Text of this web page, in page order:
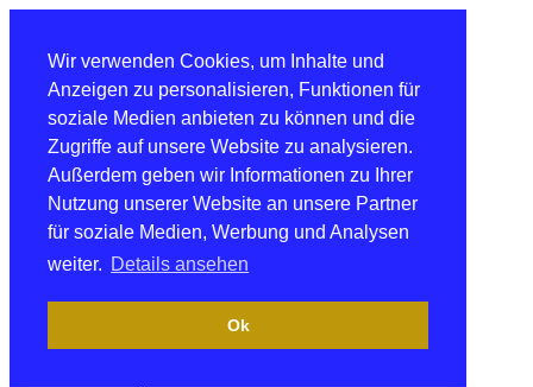
Wir verwenden Cookies, um Inhalte und
Anzeigen zu personalisieren, Funktionen für
soziale Medien anbieten zu können und die
Zugriffe auf unsere Website zu analysieren.
Außerdem geben wir Informationen zu Ihrer
Nutzung unserer Website an unsere Partner
für soziale Medien, Werbung und Analysen
weiter. Details ansehen
Ok